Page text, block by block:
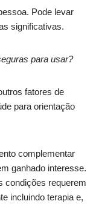
Pode levar
significativas.
para usar?
fatores de
para orientação
complementar
ganhado interesse.
condições requerem
incluindo terapia e,